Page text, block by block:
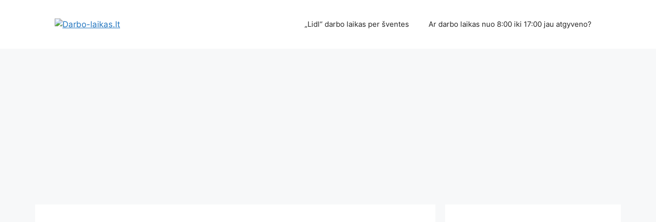
„Lidl“ darbo laikas per šventes Ar darbo laikas nuo 8:00 iki 17:00 jau atgyveno?